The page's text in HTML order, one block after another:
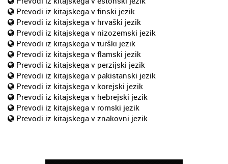
Prevodi iz kitajskega v finski jezik
Prevodi iz kitajskega v hrvaški jezik
Prevodi iz kitajskega v nizozemski jezik
Prevodi iz kitajskega v turški jezik
Prevodi iz kitajskega v flamski jezik
Prevodi iz kitajskega v perzijski jezik
Prevodi iz kitajskega v pakistanski jezik
Prevodi iz kitajskega v korejski jezik
Prevodi iz kitajskega v hebrejski jezik
Prevodi iz kitajskega v romski jezik
Prevodi iz kitajskega v znakovni jezik